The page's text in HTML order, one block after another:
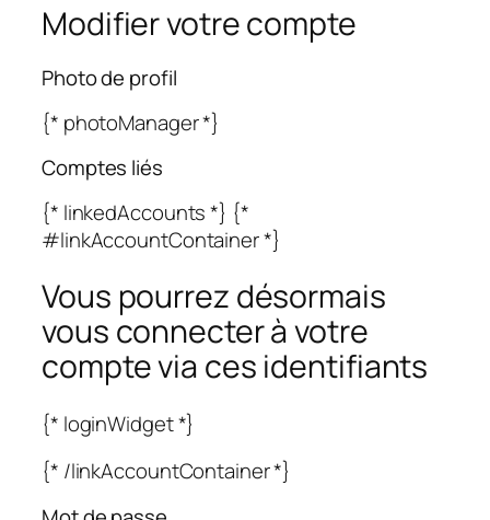
Modifier votre compte
Photo de profil
{* photoManager *}
Comptes liés
{* linkedAccounts *} {*
#linkAccountContainer *}
Vous pourrez désormais
vous connecter à votre
compte via ces identifiants
{* loginWidget *}
{* /linkAccountContainer *}